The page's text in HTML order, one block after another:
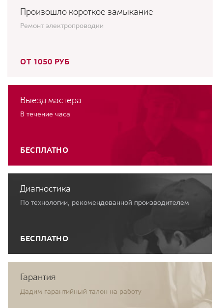
Произошло короткое замыкание
Ремонт электропроводки
ОТ 1050 РУБ
Выезд мастера
В течение часа
БЕСПЛАТНО
Диагностика
По технологии, рекомендованной производителем
БЕСПЛАТНО
Гарантия
Дадим гарантийный талон на работу